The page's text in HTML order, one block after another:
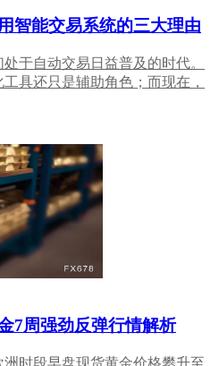
智能交易系统的三大理由
于自动交易日益普及的时代。
具还只是辅助角色；而现在，
7周强劲反弹行情解析
洲时段早盘现货黄金价格攀升至